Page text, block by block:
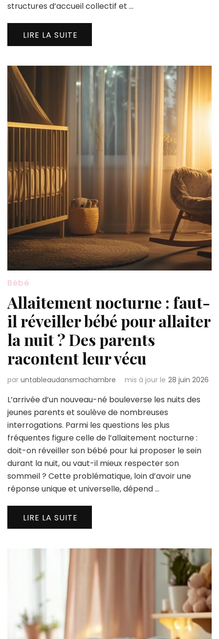
structures d’accueil collectif et …
LIRE LA SUITE
Bébé
Allaitement nocturne : faut-
il réveiller bébé pour allaiter
la nuit ? Des parents
racontent leur vécu
par untableaudansmachambre mis à jour le 28 juin 2026
L’arrivée d’un nouveau-né bouleverse les nuits des
jeunes parents et soulève de nombreuses
interrogations. Parmi les questions les plus
fréquentes figure celle de l’allaitement nocturne :
doit-on réveiller son bébé pour lui proposer le sein
durant la nuit, ou vaut-il mieux respecter son
sommeil ? Cette problématique, loin d’avoir une
réponse unique et universelle, dépend …
LIRE LA SUITE